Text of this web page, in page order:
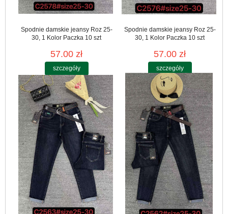
Spodnie damskie jeansy Roz 25-
30, 1 Kolor Paczka 10 szt
57.00 zł
szczegóły
Spodnie damskie jeansy Roz 25-
30, 1 Kolor Paczka 10 szt
57.00 zł
szczegóły